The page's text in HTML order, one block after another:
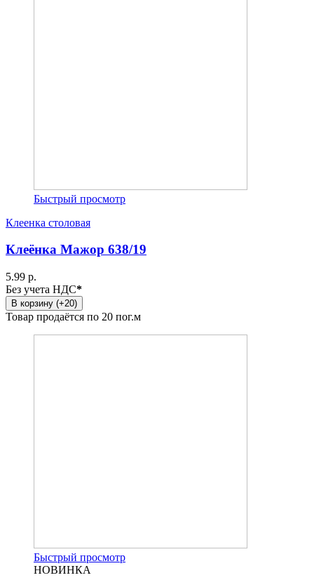
Быстрый просмотр
Клеенка столовая
Клеёнка Мажор 638/19
5.99 р.
Без учета НДС*
В корзину (+20)
Товар продаётся по 20 пог.м
Быстрый просмотр
НОВИНКА